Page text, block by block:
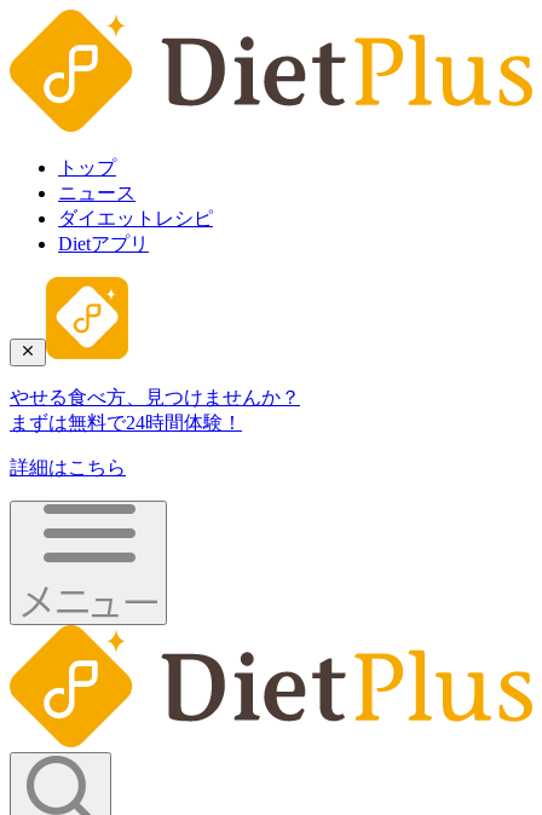
トップ
ニュース
ダイエットレシピ
Dietアプリ
やせる食べ方、見つけませんか？
まずは無料で24時間体験！
詳細はこちら